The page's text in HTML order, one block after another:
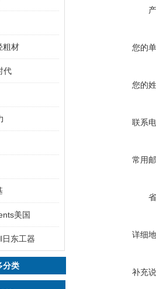
粗材
代
美国
东工器
分类
您的
您的
联系
常用
详细
补充